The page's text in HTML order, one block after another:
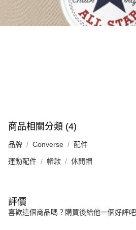
商品相關分類 (4)
品牌 Converse 配件
運動配件 帽款 休閒帽
評價
喜歡這個商品嗎？購買後給他一個好評吧